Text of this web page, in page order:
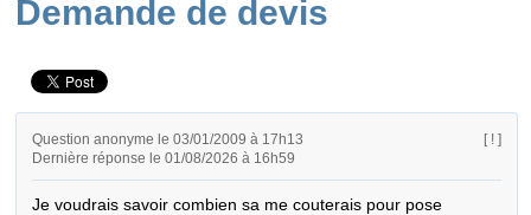
Demande de devis
Question anonyme le 03/01/2009 à 17h13
Dernière réponse le 01/08/2026 à 16h59
[ ! ]
Je voudrais savoir combien sa me couterais pour pose